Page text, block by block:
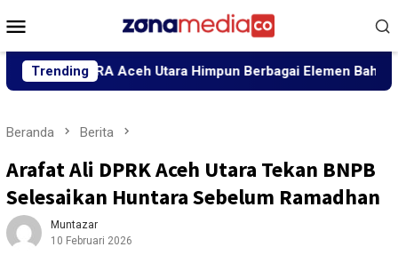
ke
Mobile
Trending
BRA Aceh Utara Himpun Berbagai Elemen Bahas Penguatan
Beranda Berita
Arafat Ali DPRK Aceh Utara Tekan BNPB
Selesaikan Huntara Sebelum Ramadhan
Muntazar
10 Februari 2026